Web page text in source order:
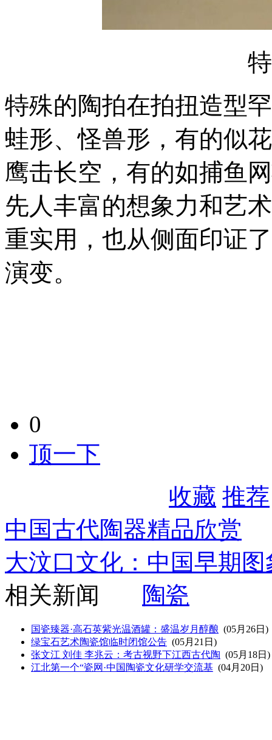
特殊的陶拍在拍扭造型
蛙形、怪兽形，有的似
鹰击长空，有的如捕鱼
先人丰富的想象力和艺
重实用，也从侧面印证
演变。
0
顶一下
收藏 推荐
中国古代陶器精品欣赏
大汶口文化：中国早期
相关新闻
陶瓷
国瓷臻器·高石英紫光温酒罐：盛温岁月醇酿 (05月26日)
绿宝石艺术陶瓷馆临时闭馆公告 (05月21日)
张文江 刘佳 李兆云：考古视野下江西古代陶 (05月18日)
江北第一个“瓷网·中国陶瓷文化研学交流基 (04月20日)